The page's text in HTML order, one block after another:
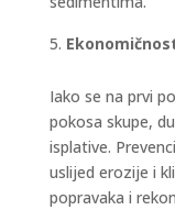
Iako se na prvi
pokosa skupe,
isplative.
uslijed erozije i
popravaka i